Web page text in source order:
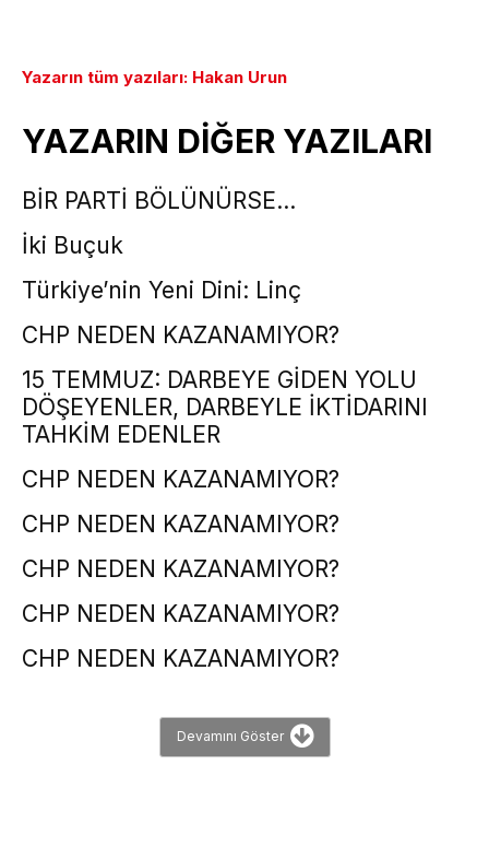
Yazarın tüm yazıları: Hakan Urun
YAZARIN DİĞER YAZILARI
BİR PARTİ BÖLÜNÜRSE…
İki Buçuk
Türkiye’nin Yeni Dini: Linç
CHP NEDEN KAZANAMIYOR?
15 TEMMUZ: DARBEYE GİDEN YOLU
DÖŞEYENLER, DARBEYLE İKTİDARINI
TAHKİM EDENLER
CHP NEDEN KAZANAMIYOR?
CHP NEDEN KAZANAMIYOR?
CHP NEDEN KAZANAMIYOR?
CHP NEDEN KAZANAMIYOR?
CHP NEDEN KAZANAMIYOR?
Devamını Göster